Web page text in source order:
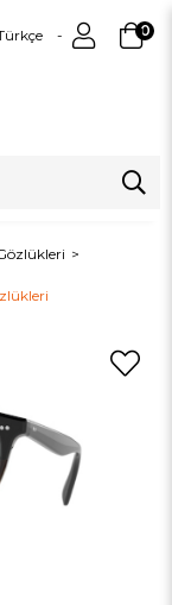
0